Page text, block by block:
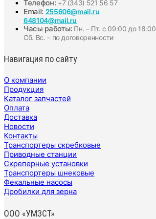
Телефон: +7 (343) 521 56 57
Email: 255606@mail.ru
648104@mail.ru
Часы работы: Пн. – Пт. с 09:00 до 18:00
Сб. Вс. – по договоренности
Навигация по сайту
О компании
Продукция
Каталог запчастей
Оплата
Доставка
Новости
Контакты
Транспортеры скребковые
Приводные станции
Скреперные установки
Транспортеры шнековые
Фекальные насосы
Дробилки для зерна
ООО «УМЗСТ»